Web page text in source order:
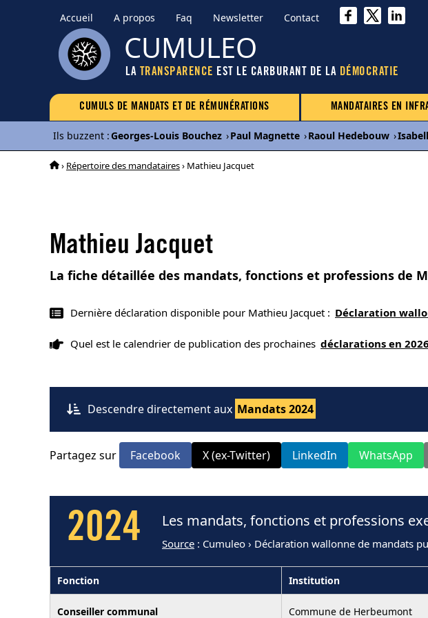
Accueil A propos Faq Newsletter Contact
CUMULEO
LA TRANSPARENCE EST LE CARBURANT DE LA DÉMOCRATIE
CUMULS DE MANDATS ET DE RÉMUNÉRATIONS MANDATAIRES EN
Ils buzzent :Georges-Louis Bouchez ›Paul Magnette ›Raoul Hedebouw ›
› Répertoire des mandataires› Mathieu Jacquet
Mathieu Jacquet
La fiche détaillée des mandats, fonctions et professions de
Dernière déclaration disponible pour Mathieu Jacquet : Déclaration
Quel est le calendrier de publication des prochaines déclarations en 2026
Descendre directement aux Mandats 2024
Partagez sur Facebook X (ex-Twitter) LinkedIn WhatsApp
2024 Les mandats, fonctions et professions
Source : Cumuleo › Déclaration wallonne de mandats
Fonction Institution
Conseiller communal Commune de Herbeumont